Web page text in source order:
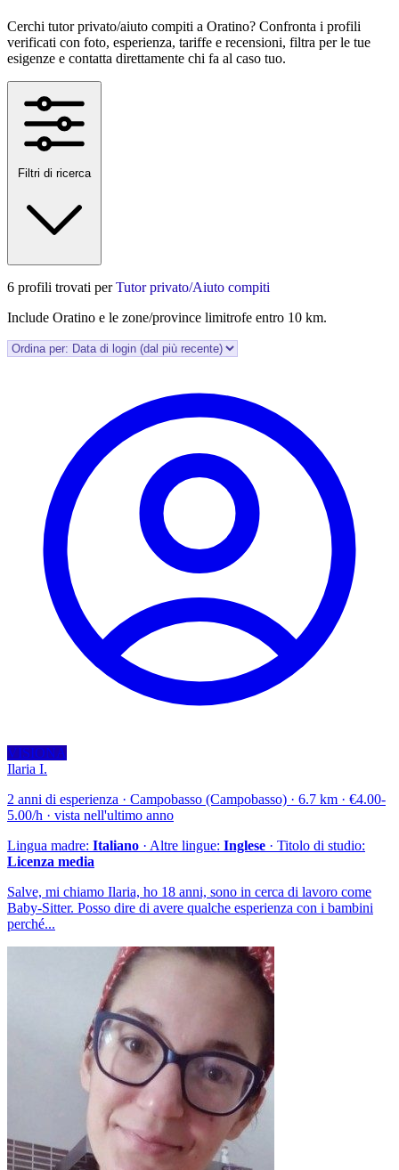
Cerchi tutor privato/aiuto compiti a Oratino? Confronta i profili
verificati con foto, esperienza, tariffe e recensioni, filtra per le tue
esigenze e contatta direttamente chi fa al caso tuo.
Filtri di ricerca
6 profili trovati perTutor privato/Aiuto compiti
Include Oratino e le zone/province limitrofe entro 10 km.
VISIONA
Ilaria I.
2 anni di esperienza · Campobasso (Campobasso) · 6.7 km · €4.00-
5.00/h · vista nell'ultimo anno
Lingua madre: Italiano · Altre lingue: Inglese · Titolo di studio:
Licenza media
Salve, mi chiamo Ilaria, ho 18 anni, sono in cerca di lavoro come
Baby-Sitter. Posso dire di avere qualche esperienza con i bambini
perché...